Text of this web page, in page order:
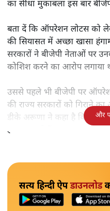
का सीधा मुकाबला इस बार
बता दें कि ऑपरेशन लोटस को
की सियासत में अच्छा खासा
सरकारों ने बीजेपी नेताओं पर
कोशिश करने का आरोप लगाया
उससे पहले भी बीजेपी पर
की राज्य सरकारों को गिराने
डीके अरूणा ने कहा है कि इस
ड्रामा कर रहे हैं।
और
सत्य हिन्दी ऐपडाउनलोड